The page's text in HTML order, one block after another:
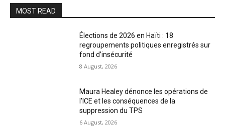
MOST READ
Élections de 2026 en Haïti : 18
regroupements politiques enregistrés sur
fond d’insécurité
8 August, 2026
Maura Healey dénonce les opérations de
l’ICE et les conséquences de la
suppression du TPS
6 August, 2026